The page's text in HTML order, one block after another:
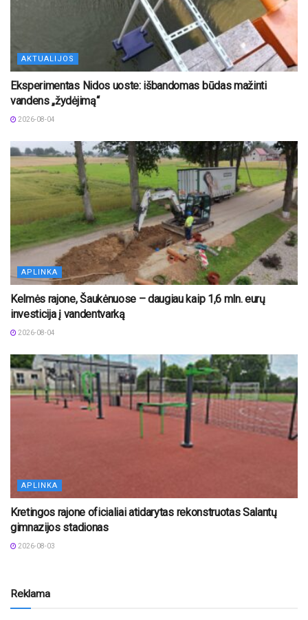
AKTUALIJOS
Eksperimentas Nidos uoste: išbandomas būdas mažinti
vandens „žydėjimą“
2026-08-04
APLINKA
Kelmės rajone, Šaukėnuose – daugiau kaip 1,6 mln. eurų
investicija į vandentvarką
2026-08-04
APLINKA
Kretingos rajone oficialiai atidarytas rekonstruotas Salantų
gimnazijos stadionas
2026-08-03
Reklama